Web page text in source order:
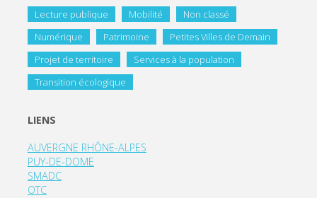
Lecture publique
Mobilité
Non classé
Numérique
Patrimoine
Petites Villes de Demain
Projet de territoire
Services à la population
Transition écologique
LIENS
AUVERGNE RHÔNE-ALPES
PUY-DE-DOME
SMADC
OTC